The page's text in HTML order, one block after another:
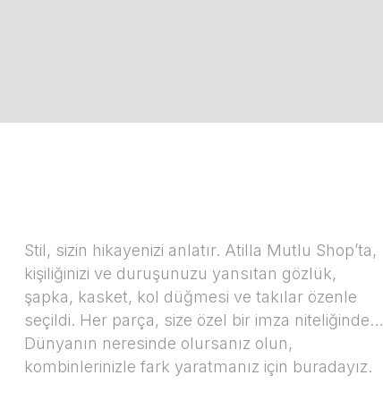
Stil, sizin hikayenizi anlatır. Atilla Mutlu Shop’ta,
kişiliğinizi ve duruşunuzu yansıtan gözlük,
şapka, kasket, kol düğmesi ve takılar özenle
seçildi. Her parça, size özel bir imza niteliğinde…
Dünyanın neresinde olursanız olun,
kombinlerinizle fark yaratmanız için buradayız.